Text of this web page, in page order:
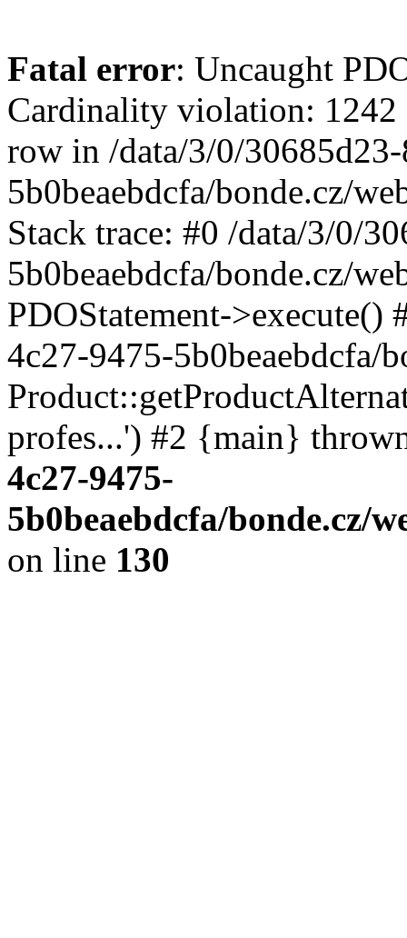
Fatal error: Uncaught
Cardinality violation: 1242
row in /data/3/0/
5b0beaebdcfa/bonde.cz/
Stack trace: #0 /data/3/0/
5b0beaebdcfa/bonde.cz/
PDOStatement->execute()
4c27-9475-5b0beaebdcfa/
profes...') #2 {main}
4c27-9475-
5b0beaebdcfa/bonde.cz/
on line 130